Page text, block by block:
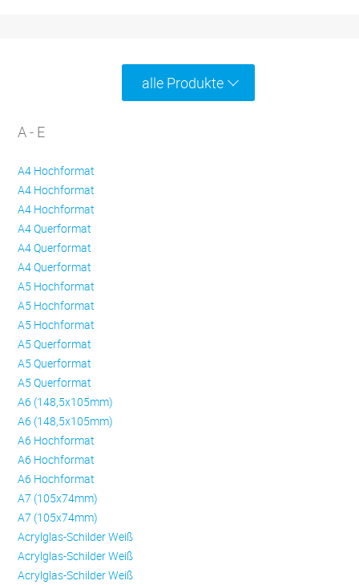
alle Produkte
A - E
A4 Hochformat
A4 Hochformat
A4 Hochformat
A4 Querformat
A4 Querformat
A4 Querformat
A5 Hochformat
A5 Hochformat
A5 Hochformat
A5 Querformat
A5 Querformat
A5 Querformat
A6 (148,5x105mm)
A6 (148,5x105mm)
A6 Hochformat
A6 Hochformat
A6 Hochformat
A7 (105x74mm)
A7 (105x74mm)
Acrylglas-Schilder Weiß
Acrylglas-Schilder Weiß
Acrylglas-Schilder Weiß